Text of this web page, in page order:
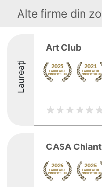
Alte firme din
Laureați
Art Club
CASA